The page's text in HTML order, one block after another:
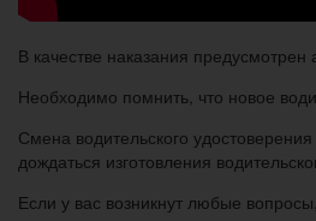
В качестве наказания
Необходимо помнить, что новое
Смена водительского
дождаться изготовления
Если у вас возникнут любые